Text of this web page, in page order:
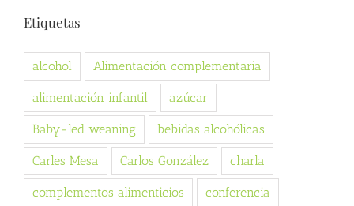
Etiquetas
alcohol Alimentación complementaria
alimentación infantil azúcar
Baby-led weaning bebidas alcohólicas
Carles Mesa Carlos González charla
complementos alimenticios conferencia